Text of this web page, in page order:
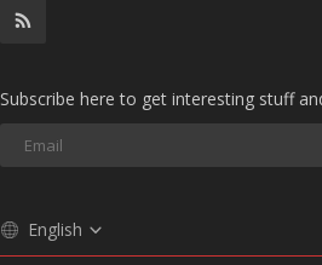
Subscribe here to get interesting stuff
English